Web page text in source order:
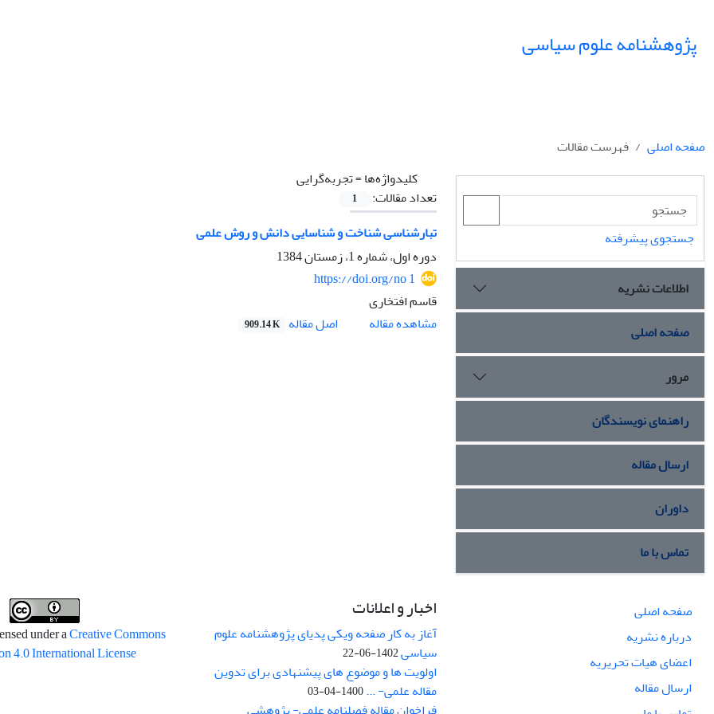
پژوهشنامه علوم سیاسی
صفحه اصلی
فهرست مقالات
کلیدواژه‌ها =تجربه‌گرایی
تعداد مقالات:
1
تبار‌شناسی شناخت و شناسایی دانش و روش علمی
دوره اول، شماره 1، زمستان 1384
https://doi.org/no 1
قاسم افتخاری
مشاهده مقاله
اصل مقاله 909.14 K
جستجوی پیشرفته
اطلاعات نشریه
صفحه اصلی
مرور
راهنمای نویسندگان
ارسال مقاله
داوران
تماس با ما
صفحه اصلی
درباره نشریه
اعضای هیات تحریریه
ارسال مقاله
اخبار و اعلانات
آغاز به کار صفحه ویکی پدیای پژوهشنامه علوم
سیاسی1402-06-22
اولویت ها و موضوع های پیشنهادی برای تدوین
مقاله علمی- ...1400-04-03
under aCreative Commons
4.0 International License